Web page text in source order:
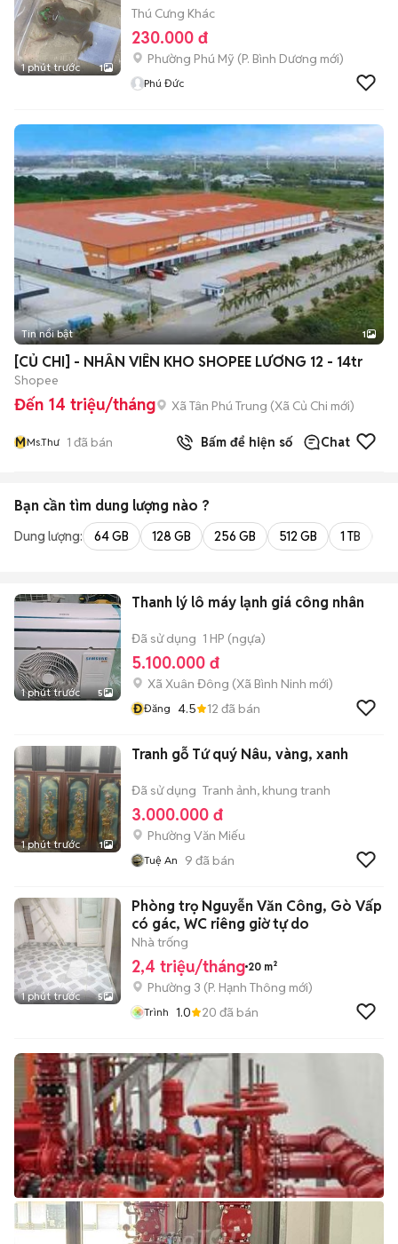
1 phút trước 1
Thú Cưng Khác
230.000 đ
Phường Phú Mỹ (P. Bình Dương mới)
Phú Đức
Tin nổi bật 1
[CỦ CHI] - NHÂN VIÊN KHO SHOPEE LƯƠNG 12 - 14tr
Shopee
Đến 14 triệu/tháng Xã Tân Phú Trung (Xã Củ Chi mới)
MMs.Thư 1 đã bán Bấm để hiện số Chat
Bạn cần tìm dung lượng nào ?
Dung lượng: 64 GB 128 GB 256 GB 512 GB 1 TB
1 phút trước 5
Thanh lý lô máy lạnh giá công nhân
Đã sử dụng 1 HP (ngựa)
5.100.000 đ
Xã Xuân Đông (Xã Bình Ninh mới)
ĐĐăng 4.5 12 đã bán
1 phút trước 1
Tranh gỗ Tứ quý Nâu, vàng, xanh
Đã sử dụng Tranh ảnh, khung tranh
3.000.000 đ
Phường Văn Miếu
Tuệ An 9 đã bán
1 phút trước 5
Phòng trọ Nguyễn Văn Công, Gò Vấp
có gác, WC riêng giờ tự do
Nhà trống
2,4 triệu/tháng 20 m²
Phường 3 (P. Hạnh Thông mới)
Trình 1.0 20 đã bán